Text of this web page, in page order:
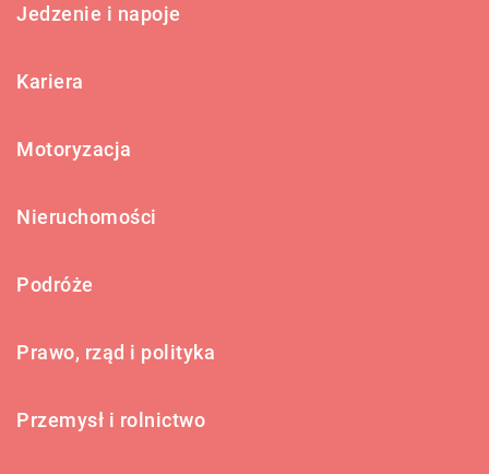
Jedzenie i napoje
Kariera
Motoryzacja
Nieruchomości
Podróże
Prawo, rząd i polityka
Przemysł i rolnictwo